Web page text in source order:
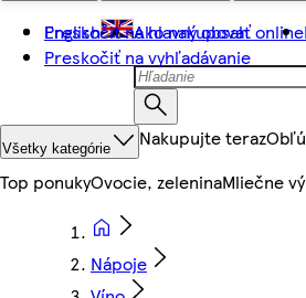
Preskočiť na hlavný obsah
Preskočiť na vyhľadávanie
English Ako nakupovať online
Všetky kategórie Nakupujte teraz
Top ponukyOvocie, zeleninaMliečne
Nápoje